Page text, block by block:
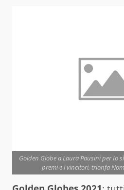
Golden Globe a Laura Pausini per Io
premi e i vincitori, trionfa